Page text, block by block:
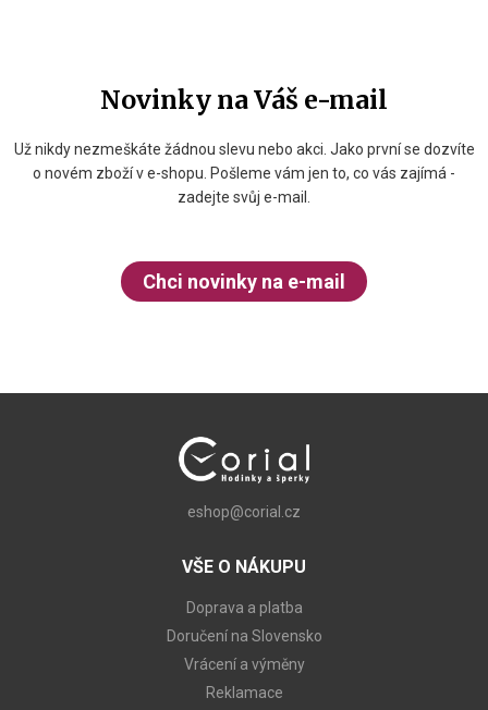
Novinky na Váš e-mail
Už nikdy nezmeškáte žádnou slevu nebo akci. Jako první se dozvíte
o novém zboží v e-shopu. Pošleme vám jen to, co vás zajímá -
zadejte svůj e-mail.
Chci novinky na e-mail
eshop@corial.cz
VŠE O NÁKUPU
Doprava a platba
Doručení na Slovensko
Vrácení a výměny
Reklamace